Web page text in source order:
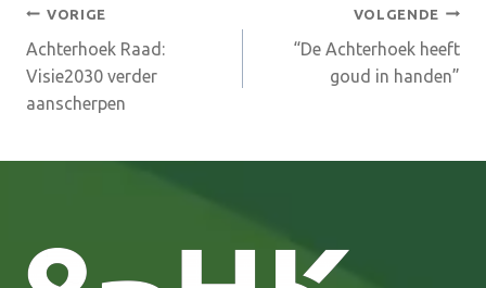
Bericht
navigatie
VORIGE
Achterhoek Raad:
Visie2030 verder
aanscherpen
VOLGENDE
“De Achterhoek heeft
goud in handen”